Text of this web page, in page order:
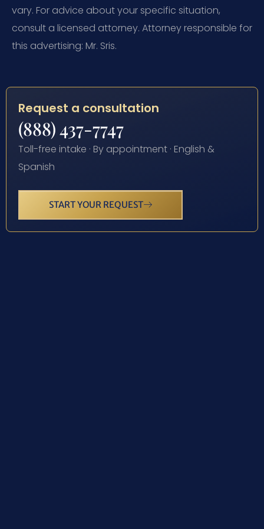
vary. For advice about your specific situation,
consult a licensed attorney. Attorney responsible for
this advertising: Mr. Sris.
Request a consultation
(888) 437-7747
Toll-free intake · By appointment · English &
Spanish
START YOUR REQUEST